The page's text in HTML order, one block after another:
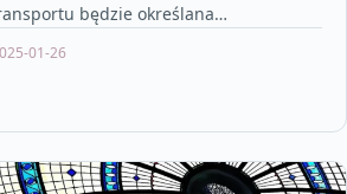
będzie określana
01-26